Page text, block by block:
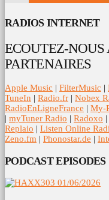
RADIOS INTERNET
ECOUTEZ-NOUS
PARTENAIRES
Apple Music | FilterMusic |
TuneIn | Radio.fr | Nobex
RadioEnLigneFrance | My-
| myTuner Radio | Radoxo |
Replaio | Listen Online
Zeno.fm | Phonostar.de |
PODCAST EPISODES